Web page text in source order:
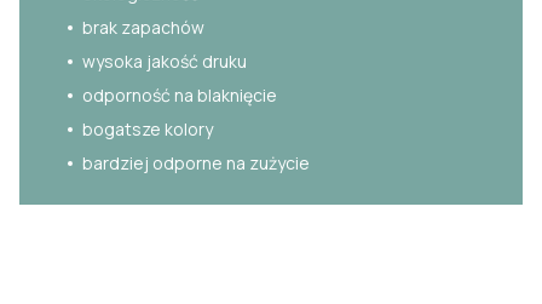
brak zapachów
wysoka jakość druku
odporność na blaknięcie
bogatsze kolory
bardziej odporne na zużycie